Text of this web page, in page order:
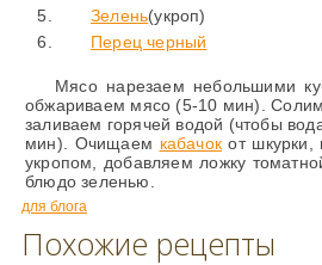
Зелень(укроп)
Перец черный
Мясо нарезаем небольшими
обжариваем мясо (5-10 мин).
заливаем горячей водой (чтобы
мин). Очищаем кабачокот шкурки,
укропом, добавляем ложку
блюдо зеленью.
для блога
Похожие рецепты